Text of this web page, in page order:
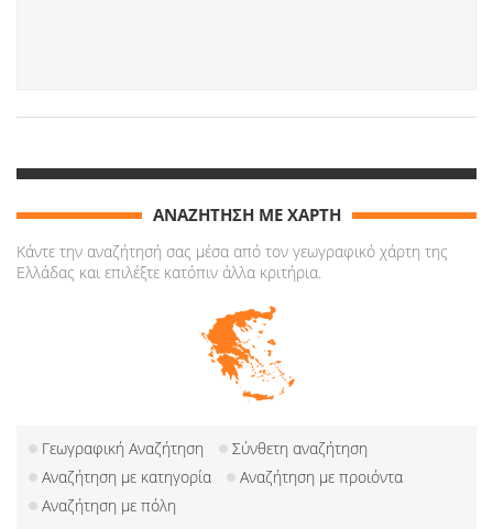
ΑΝΑΖΗΤΗΣΗ ΜΕ ΧΑΡΤΗ
Κάντε την αναζήτησή σας μέσα από τον γεωγραφικό χάρτη της
Ελλάδας και επιλέξτε κατόπιν άλλα κριτήρια.
Γεωγραφική Αναζήτηση
Σύνθετη αναζήτηση
Αναζήτηση με κατηγορία
Αναζήτηση με προιόντα
Αναζήτηση με πόλη